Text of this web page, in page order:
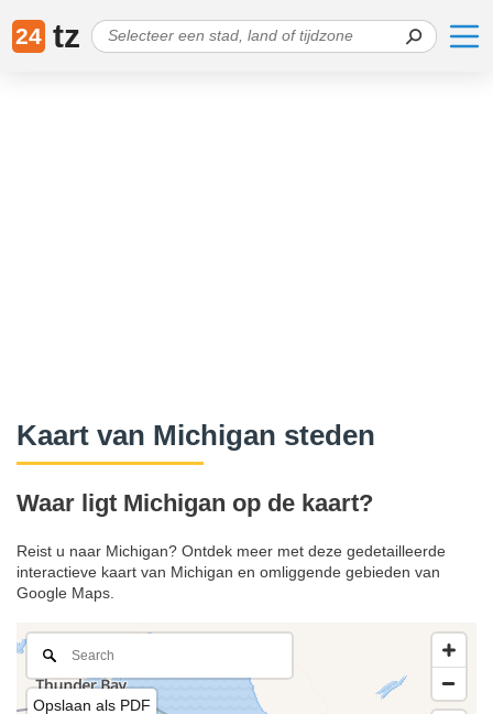
24 tz
Kaart van Michigan steden
Waar ligt Michigan op de kaart?
Reist u naar Michigan? Ontdek meer met deze gedetailleerde
interactieve kaart van Michigan en omliggende gebieden van
Google Maps.
Opslaan als PDF